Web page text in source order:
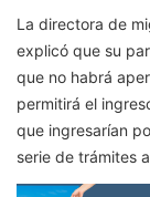
La directora de
explicó que su
que no habrá
permitirá el
que ingresarían
serie de trámites